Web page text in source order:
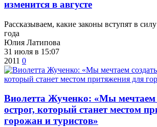
изменится в августе
Рассказываем, какие законы вступят в
года
Юлия Латипова
31 июля в 15:07
2011 0
Виолетта Жученко: «Мы мечтаем
острог, который станет местом
горожан и туристов»